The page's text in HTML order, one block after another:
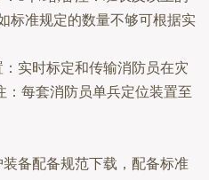
标准规定的数量不够可根据实
实时标定和传输消防员在灾
：每套消防员单兵定位装置至
备配备规范下载，配备标准